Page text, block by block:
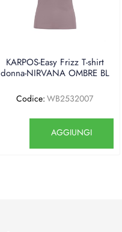
KARPOS-Easy Frizz T-shirt
donna-NIRVANA OMBRE BL
Codice: WB2532007
AGGIUNGI